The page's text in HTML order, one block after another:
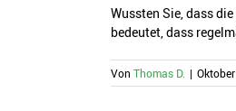
Wussten Sie, dass
bedeutet, dass
Von Thomas D. |